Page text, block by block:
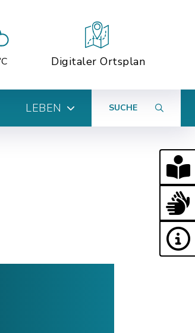
Digitaler Ortsplan
LEBEN SUCHE